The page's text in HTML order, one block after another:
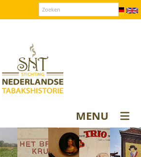
MENU